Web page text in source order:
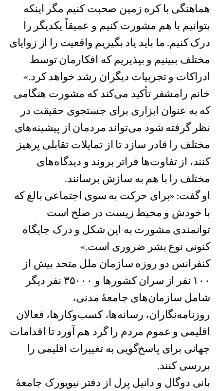
هماهنگی با کره زمین صحبت کنیم مگر اینکه
بتوانیم با هم مشورت کنیم و عمیقاً یکدیگر را
درک کنیم. ما باید یاد بگیریم واقعیت را از زوایای
مختلف ببینیم و بپذیریم که افکارمان توسط
ادراکات و تجربیات دیگران رشد خواهد کرد.»
خانم رامشفر تأکید می‌کند که مشورت هنگامی
که به عنوان ابزاری برای جستجوی حقیقت در
نظر گرفته شود می‌تواند مردمان از پیشینه‌های
مختلف را قادر سازد تا از تمایلات تقابلی پرهیز
کنند، از تفاوت‌ها فراتر بروند و دیدگاه‌های
مختلف را با هم به سازش برسانند.
او گفت: «برای حرکت به سوی اجتماعی بالغ که
با خودش و محیط زیست در صلح است
توانمندی مشورت به این شکل و درک جایگاه
کنونی نوع بشر ضروری است.»​
کنفرانس دو روزه سازمان ملل متحد بیش از
۱۰۰ نفر از سران کشورها و ۳۵۰۰۰ نفر دیگر
شامل سازمان‌های جامعهٔ مدنی،
روزنامه‌نگاران، رسانه‌‌ها، کسب‌وکارها، فعالان
اقلیمی و عموم مردم را گرد هم آورد تا اقدامات
جهانی برای پاسخ‌گویی به تغییرات اقلیمی را
بررسی کنند.
بانی دوگال و دانیل پرل از دفتر نیویورک جامعهٔ